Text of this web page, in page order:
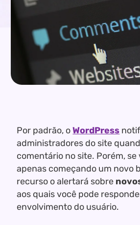
Por padrão, oWordPress
administradores do site
comentário no site. Porém, se
apenas começando um novo
recurso o alertará sobre
aos quais você pode
envolvimento do usuário.